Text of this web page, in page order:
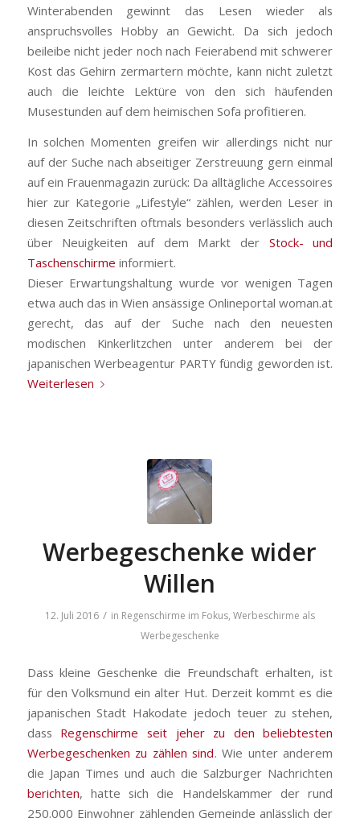
Winterabenden gewinnt das Lesen wieder als
anspruchsvolles Hobby an Gewicht. Da sich jedoch
beileibe nicht jeder noch nach Feierabend mit schwerer
Kost das Gehirn zermartern möchte, kann nicht zuletzt
auch die leichte Lektüre von den sich häufenden
Musestunden auf dem heimischen Sofa profitieren.
In solchen Momenten greifen wir allerdings nicht nur
auf der Suche nach abseitiger Zerstreuung gern einmal
auf ein Frauenmagazin zurück: Da alltägliche Accessoires
hier zur Kategorie „Lifestyle“ zählen, werden Leser in
diesen Zeitschriften oftmals besonders verlässlich auch
über Neuigkeiten auf dem Markt der Stock- und
Taschenschirme informiert.
Dieser Erwartungshaltung wurde vor wenigen Tagen
etwa auch das in Wien ansässige Onlineportal woman.at
gerecht, das auf der Suche nach den neuesten
modischen Kinkerlitzchen unter anderem bei der
japanischen Werbeagentur PARTY fündig geworden ist.
Weiterlesen
Werbegeschenke wider
Willen
12. Juli 2016 / in Regenschirme im Fokus, Werbeschirme als
Werbegeschenke
Dass kleine Geschenke die Freundschaft erhalten, ist
für den Volksmund ein alter Hut. Derzeit kommt es die
japanischen Stadt Hakodate jedoch teuer zu stehen,
dass Regenschirme seit jeher zu den beliebtesten
Werbegeschenken zu zählen sind. Wie unter anderem
die Japan Times und auch die Salzburger Nachrichten
berichten, hatte sich die Handelskammer der rund
250.000 Einwohner zählenden Gemeinde anlässlich der